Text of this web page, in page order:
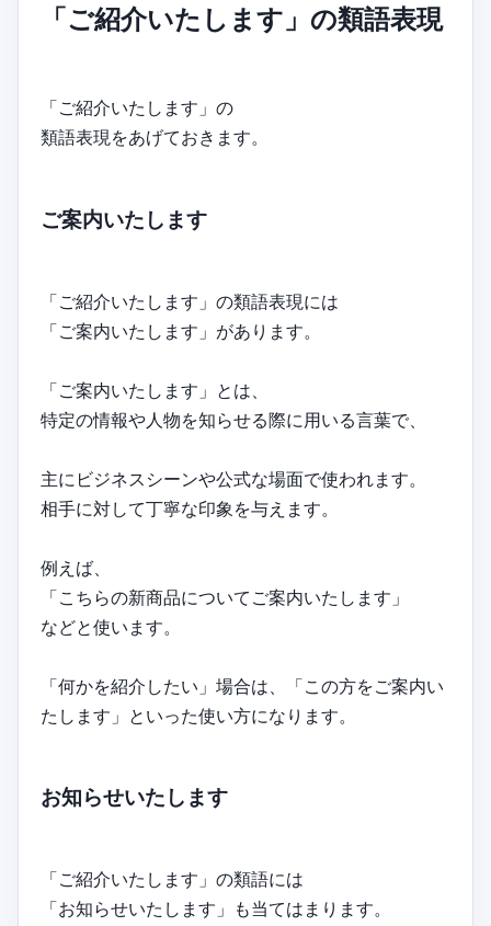
「ご紹介いたします」の類語表現
「ご紹介いたします」の
類語表現をあげておきます。
ご案内いたします
「ご紹介いたします」の類語表現には
「ご案内いたします」があります。
「ご案内いたします」とは、
特定の情報や人物を知らせる際に用いる言葉で、
主にビジネスシーンや公式な場面で使われます。
相手に対して丁寧な印象を与えます。
例えば、
「こちらの新商品についてご案内いたします」
などと使います。
「何かを紹介したい」場合は、「この方をご案内い
たします」といった使い方になります。
お知らせいたします
「ご紹介いたします」の類語には
「お知らせいたします」も当てはまります。